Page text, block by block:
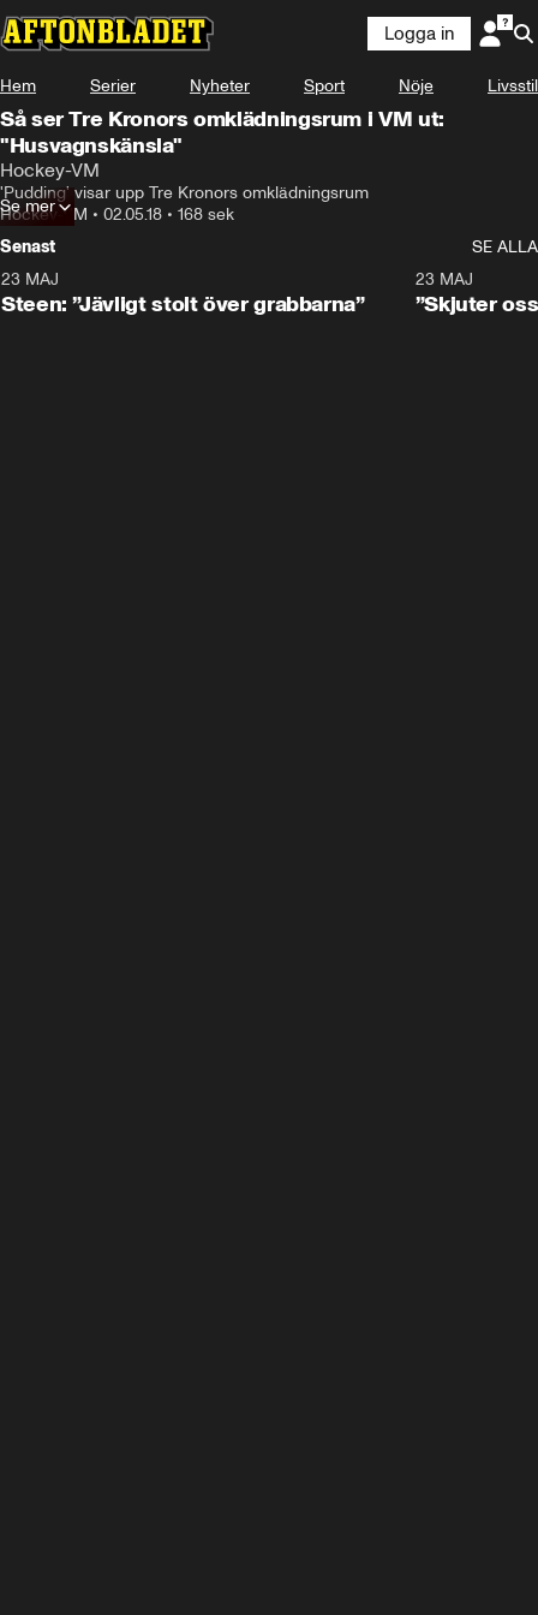
Logga in
Hem Serier Nyheter Sport Nöje Livsstil
Så ser Tre Kronors omklädningsrum i VM ut:
"Husvagnskänsla"
Hockey-VM
'Pudding' visar upp Tre Kronors omklädningsrum
Hockey-VM • 02.05.18 • 168 sek
Se mer
Senast
SE ALLA
23 MAJ
Steen: ”Jävligt stolt över grabbarna”
23 MAJ
”Skjuter